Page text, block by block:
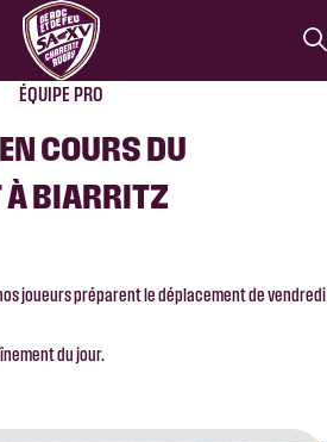
ÉQUIPE PRO
COURS DU
À BIARRITZ
joueurs préparent le déplacement de vendredi
du jour.